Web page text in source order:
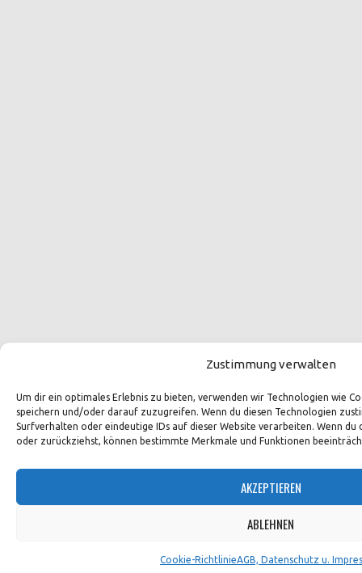
Zustimmung verwalten
Um dir ein optimales Erlebnis zu bieten, verwenden wir Technologien wie
speichern und/oder darauf zuzugreifen. Wenn du diesen Technologien
Surfverhalten oder eindeutige IDs auf dieser Website verarbeiten. Wenn
oder zurückziehst, können bestimmte Merkmale und Funktionen
AKZEPTIEREN
ABLEHNEN
Cookie-RichtlinieAGB, Datenschutz u.